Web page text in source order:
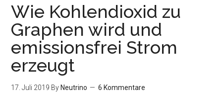
Steuer
Wie Kohlendioxid zu
Graphen wird und
emissionsfrei Strom
erzeugt
17. Juli 2019 ByNeutrino 6 Kommentare